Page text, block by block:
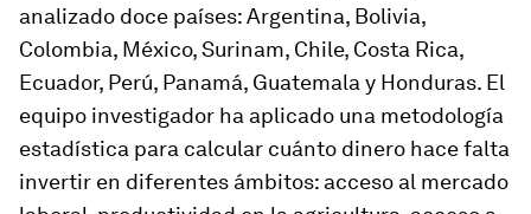
analizado doce países: Argentina, Bolivia,
Colombia, México, Surinam, Chile, Costa Rica,
Ecuador, Perú, Panamá, Guatemala y Honduras. El
equipo investigador ha aplicado una metodología
estadística para calcular cuánto dinero hace falta
invertir en diferentes ámbitos: acceso al mercado